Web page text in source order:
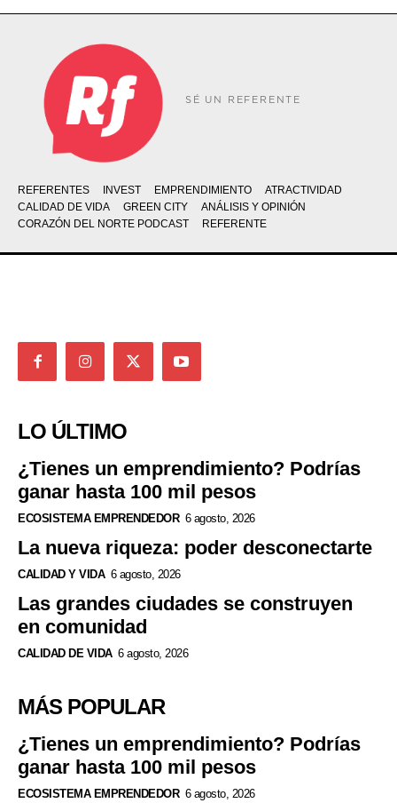
SÉ UN REFERENTE
REFERENTES INVEST EMPRENDIMIENTO
ATRACTIVIDAD
CALIDAD DE VIDA
GREEN CITY
ANÁLISIS Y OPINIÓN
CORAZÓN DEL NORTE PODCAST
REFERENTE
LO ÚLTIMO
¿Tienes un emprendimiento? Podrías
ganar hasta 100 mil pesos
ECOSISTEMA EMPRENDEDOR 6 agosto, 2026
La nueva riqueza: poder desconectarte
CALIDAD Y VIDA 6 agosto, 2026
Las grandes ciudades se construyen
en comunidad
CALIDAD DE VIDA 6 agosto, 2026
MÁS POPULAR
¿Tienes un emprendimiento? Podrías
ganar hasta 100 mil pesos
ECOSISTEMA EMPRENDEDOR 6 agosto, 2026